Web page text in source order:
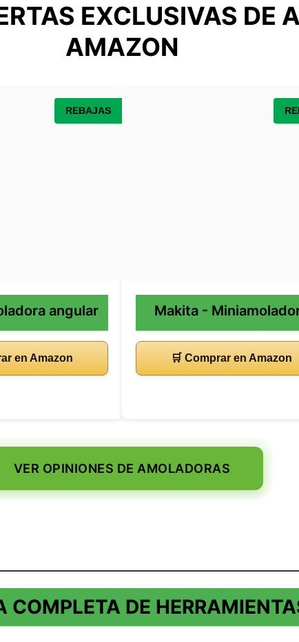
EXCLUSIVAS DE
AMAZON
REBAJAS
angular
en Amazon
Makita -
🛒 Comprar en Amazon
VER OPINIONES DE AMOLADORAS
COMPLETA DE